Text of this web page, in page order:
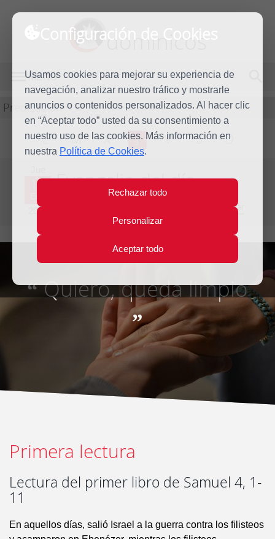
Configuración de Cookies
Usamos cookies para mejorar su experiencia de
navegación, analizar nuestro tráfico y mostrarle
anuncios o contenidos personalizados. Al hacer clic
en “Aceptar todo” usted da su consentimiento a
nuestro uso de las cookies. Más información en
nuestra Política de Cookies.
Rechazar todo
Personalizar
Aceptar todo
dominicos
MENÚ
Predicación
L M X J V S D
11
2024
Evangelio del día
Primera semana del Tiempo Ordinario - Año Par
“Quiero, queda limpio
”
Primera lectura
Lectura del primer libro de Samuel 4, 1-
11
En aquellos días, salió Israel a la guerra contra los filisteos